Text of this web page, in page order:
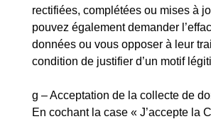
rectifiées, complétées ou mises à
pouvez également demander
données ou vous opposer à leur
condition de justifier d’un motif
g – Acceptation de la collecte de
En cochant la case « J’accepte la